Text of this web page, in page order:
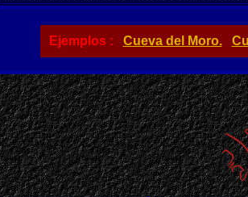
Ejemplos : Cueva del Moro.